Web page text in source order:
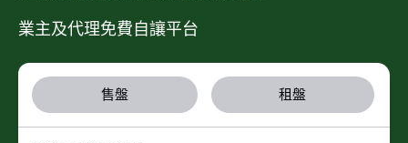
業主及代理免費自讓平台
售盤 租盤